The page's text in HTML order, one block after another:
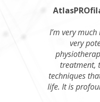
I’m very
very
treatment,
techniques
life. It is